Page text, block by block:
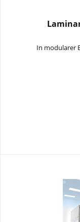
In modularer